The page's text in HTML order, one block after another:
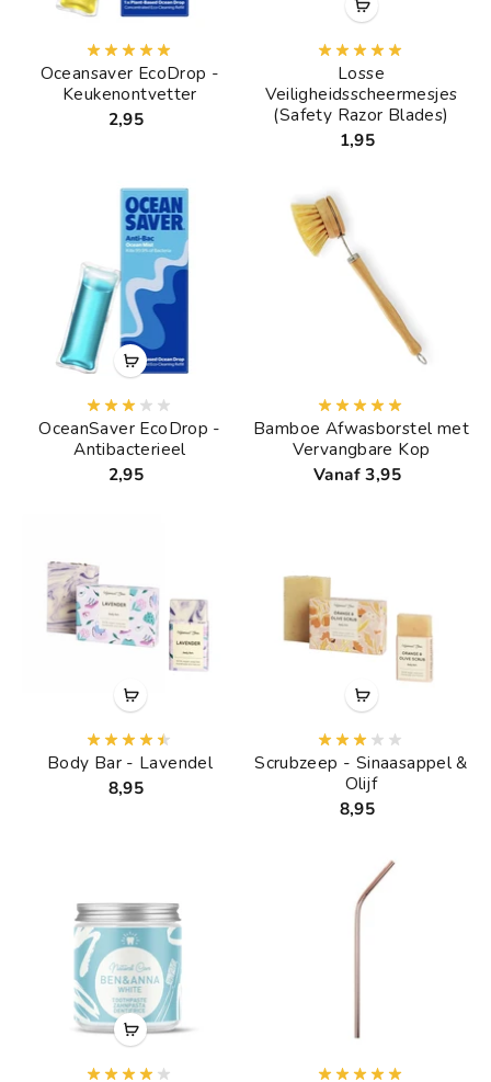
Oceansaver EcoDrop -
Keukenontvetter
2,95
Losse
Veiligheidsscheermesjes
(Safety Razor Blades)
1,95
OceanSaver EcoDrop -
Antibacterieel
2,95
Bamboe Afwasborstel met
Vervangbare Kop
Vanaf 3,95
Body Bar - Lavendel
8,95
Scrubzeep - Sinaasappel &
Olijf
8,95